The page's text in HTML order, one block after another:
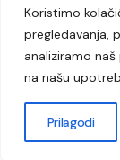
Koristimo
pregledavanja,
analiziramo
na našu
Prilagodi
Lukavac
Kultura